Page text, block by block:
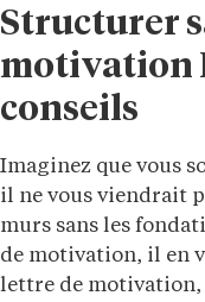
Structurer
motivation
conseils
Imaginez que vous
il ne vous viendrait
murs sans les
de motivation, il en
lettre de motivation,